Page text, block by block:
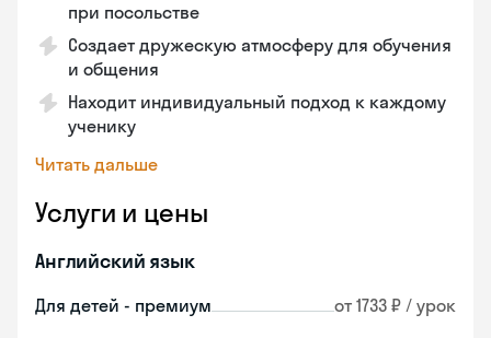
при посольстве
Создает дружескую атмосферу для обучения
и общения
Находит индивидуальный подход к каждому
ученику
Читать дальше
Услуги и цены
Английский язык
Для детей - премиум от 1733 ₽ / урок